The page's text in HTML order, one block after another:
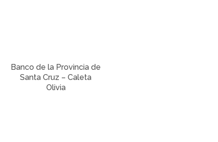
Banco de la Provincia de
Santa Cruz – Caleta
Olivia